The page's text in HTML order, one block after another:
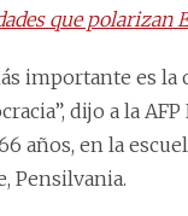
que polarizan
importante es
dijo a la
años, en la
Pensilvania.